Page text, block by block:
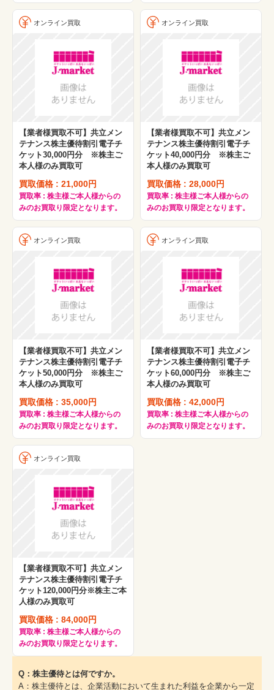
オンライン買取
【業者様買取不可】共立メン
テナンス株主優待割引電子チ
ケット30,000円分 ※株主ご
本人様のみ買取可
買取価格 : 21,000円
買取率 : 株主様ご本人様からの
みのお買取り限定となります。
オンライン買取
【業者様買取不可】共立メン
テナンス株主優待割引電子チ
ケット40,000円分 ※株主ご
本人様のみ買取可
買取価格 : 28,000円
買取率 : 株主様ご本人様からの
みのお買取り限定となります。
オンライン買取
【業者様買取不可】共立メン
テナンス株主優待割引電子チ
ケット50,000円分 ※株主ご
本人様のみ買取可
買取価格 : 35,000円
買取率 : 株主様ご本人様からの
みのお買取り限定となります。
オンライン買取
【業者様買取不可】共立メン
テナンス株主優待割引電子チ
ケット60,000円分 ※株主ご
本人様のみ買取可
買取価格 : 42,000円
買取率 : 株主様ご本人様からの
みのお買取り限定となります。
オンライン買取
【業者様買取不可】共立メン
テナンス株主優待割引電子チ
ケット120,000円分※株主ご本
人様のみ買取可
買取価格 : 84,000円
買取率 : 株主様ご本人様からの
みのお買取り限定となります。
Q：株主優待とは何ですか。
A：株主優待とは、企業活動において生まれた利益を企業から一定